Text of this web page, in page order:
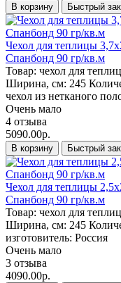
В корзину Быстрый
Чехол для теплицы
Спанбонд 90 гр/кв.м
Товар: чехол для
Ширина, см: 245
чехол из нетканого
Очень мало
4 отзыва
5090.00р.
В корзину Быстрый
Чехол для теплицы
Спанбонд 90 гр/кв.м
Товар: чехол для
Ширина, см: 245
изготовитель: Россия
Очень мало
3 отзыва
4090.00р.